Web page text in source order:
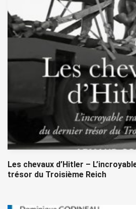
Les chevaux d’Hitler –
trésor du Troisième Reich